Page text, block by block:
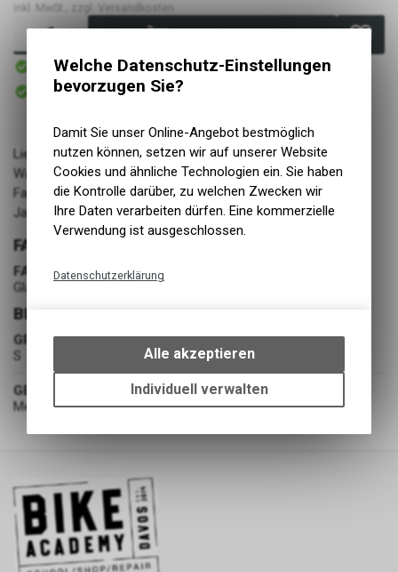
inkl. MwSt., zzgl. Versandkosten
Sofort verfügbar
Versand
Sofort abholbar
Abholung BIKE ACADEMY DAVOS
Lieferant: ARCS Agency
Warengruppe: Bekleidung
Farbe: Glacier / Black
Jahrgang: FW24/25
FARBE
FARBE
Glacier / Black
BEKLEIDUNG
GRÖSSE
S
GESCHLECHT
Mens
Welche Datenschutz-Einstellungen
bevorzugen Sie?
Damit Sie unser Online-Angebot bestmöglich
nutzen können, setzen wir auf unserer Website
Cookies und ähnliche Technologien ein. Sie haben
die Kontrolle darüber, zu welchen Zwecken wir
Ihre Daten verarbeiten dürfen. Eine kommerzielle
Verwendung ist ausgeschlossen.
Datenschutzerklärung
bestimmte Interaktionen und
Einstellungen auf Ihrem Gerät,
um die grundlegenden
Funktionen unseres Online-
dass die gespeicherten Daten
keinerlei Rückschlüsse auf Ihre
persönlichen Informationen
zulassen.
Alle akzeptieren
Individuell verwalten